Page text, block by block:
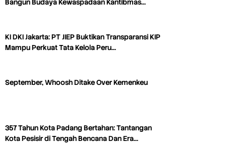
Bangun Budaya Kewaspadaan Kantibmas…
KI DKI Jakarta: PT JIEP Buktikan Transparansi KIP
Mampu Perkuat Tata Kelola Peru…
September, Whoosh Ditake Over Kemenkeu
357 Tahun Kota Padang Bertahan: Tantangan
Kota Pesisir di Tengah Bencana Dan Era…